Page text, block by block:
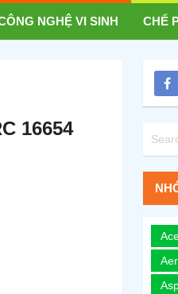
NGHỆ VI SINH CHẾ
16654